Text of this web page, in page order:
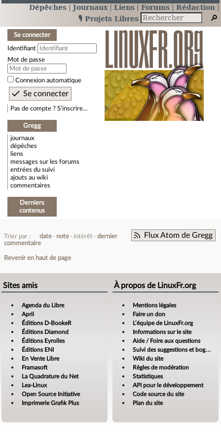
Dépêches Journaux Liens Forums
Rédaction
🎙️ Projets Libres
Se connecter
Identifiant
Mot de passe
Connexion automatique
Pas de compte ? S’inscrire…
Gregg
journaux
dépêches
liens
messages sur les forums
entrées du suivi
ajouts au wiki
commentaires
Derniers
contenus
Flux Atom de Gregg
Trier par : date note intérêt
dernier
commentaire
Revenir en haut de page
Sites amis
Agenda du Libre
April
Éditions D-BookeR
Éditions Diamond
Éditions Eyrolles
Éditions ENI
En Vente Libre
Framasoft
La Quadrature du Net
Lea-Linux
Open Source Initiative
Imprimerie Grafik Plus
À propos de LinuxFr.org
Mentions légales
Faire un don
L’équipe de LinuxFr.org
Informations sur le site
Aide / Foire aux questions
Suivi des suggestions et bogues
Wiki du site
Règles de modération
Statistiques
API pour le développement
Code source du site
Plan du site